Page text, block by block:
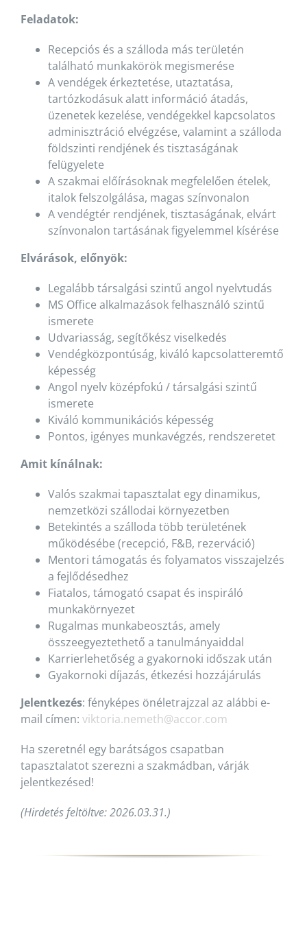
Feladatok:
Recepciós és a szálloda más területén
található munkakörök megismerése
A vendégek érkeztetése, utaztatása,
tartózkodásuk alatt információ átadás,
üzenetek kezelése, vendégekkel kapcsolatos
adminisztráció elvégzése, valamint a szálloda
földszinti rendjének és tisztaságának
felügyelete
A szakmai előírásoknak megfelelően ételek,
italok felszolgálása, magas színvonalon
A vendégtér rendjének, tisztaságának, elvárt
színvonalon tartásának figyelemmel kísérése
Elvárások, előnyök:
Legalább társalgási szintű angol nyelvtudás
MS Office alkalmazások felhasználó szintű
ismerete
Udvariasság, segítőkész viselkedés
Vendégközpontúság, kiváló kapcsolatteremtő
képesség
Angol nyelv középfokú / társalgási szintű
ismerete
Kiváló kommunikációs képesség
Pontos, igényes munkavégzés, rendszeretet
Amit kínálnak:
Valós szakmai tapasztalat egy dinamikus,
nemzetközi szállodai környezetben
Betekintés a szálloda több területének
működésébe (recepció, F&B, rezerváció)
Mentori támogatás és folyamatos visszajelzés
a fejlődésedhez
Fiatalos, támogató csapat és inspiráló
munkakörnyezet
Rugalmas munkabeosztás, amely
összeegyeztethető a tanulmányaiddal
Karrierlehetőség a gyakornoki időszak után
Gyakornoki díjazás, étkezési hozzájárulás
Jelentkezés: fényképes önéletrajzzal az alábbi e-
mail címen: viktoria.nemeth@accor.com
Ha szeretnél egy barátságos csapatban
tapasztalatot szerezni a szakmádban, várják
jelentkezésed!
(Hirdetés feltöltve: 2026.03.31.)